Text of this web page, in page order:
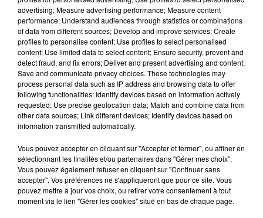
23 juillet 2026
INCENDIE MORTEL À LENS : UNE FEMME ET
SON BÉBÉ ENTRE LA VIE ET LA...
Un homme s'est immolé par le feu après avoir
aspergé sa compagne et leur bébé de trois mois
d'un liquide inflammable.
advertising; Measure advertising performance; Measure content
performance; Understand audiences through statistics or combinations
of data from different sources; Develop and improve services; Create
profiles to personalise content; Use profiles to select personalised
content; Use limited data to select content; Ensure security, prevent and
detect fraud, and fix errors; Deliver and present advertising and content;
Save and communicate privacy choices. These technologies may
process personal data such as IP address and browsing data to offer
following functionalities: Identify devices based on information actively
requested; Use precise geolocation data; Match and combine data from
other data sources; Link different devices; Identify devices based on
information transmitted automatically.
Vous pouvez accepter en cliquant sur "Accepter et fermer", ou affiner en
sélectionnant les finalités et/ou partenaires dans "Gérer mes choix".
Vous pouvez également refuser en cliquant sur "Continuer sans
accepter". Vos préférences ne s'appliqueront que pour ce site. Vous
pouvez mettre à jour vos choix, ou retirer votre consentement à tout
moment via le lien "Gérer les cookies" situé en bas de chaque page.